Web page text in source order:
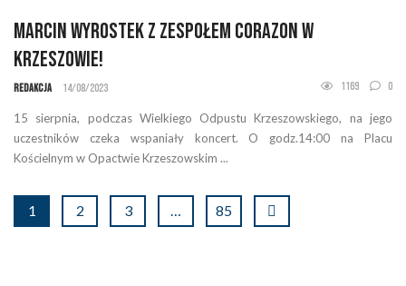
Marcin Wyrostek z zespołem Corazon w
Krzeszowie!
Redakcja 14/08/2023 1169 0
15 sierpnia, podczas Wielkiego Odpustu Krzeszowskiego, na jego
uczestników czeka wspaniały koncert. O godz.14:00 na Placu
Kościelnym w Opactwie Krzeszowskim ...
1 2 3 … 85